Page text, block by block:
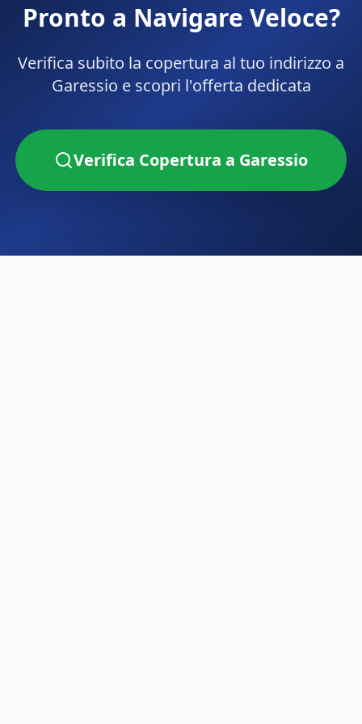
Pronto a Navigare Veloce?
Verifica subito la copertura al tuo indirizzo a
Garessio e scopri l'offerta dedicata
Verifica Copertura a Garessio